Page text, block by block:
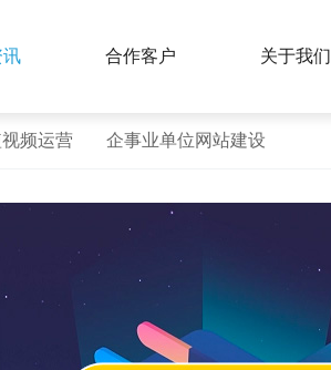
讯 合作客户 关于我们
视频运营 企事业单位网站建设